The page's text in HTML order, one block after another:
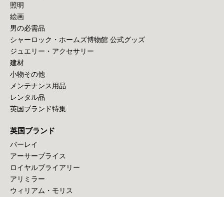
照明
絵画
男の必需品
シャーロック・ホームズ博物館 公式グッズ
ジュエリー・アクセサリー
建材
小物その他
メンテナンス用品
レンタル品
英国ブランド特集
英国ブランド
バーレイ
アーサープライス
ロイヤルブライアリー
アリミラー
ウィリアム・モリス